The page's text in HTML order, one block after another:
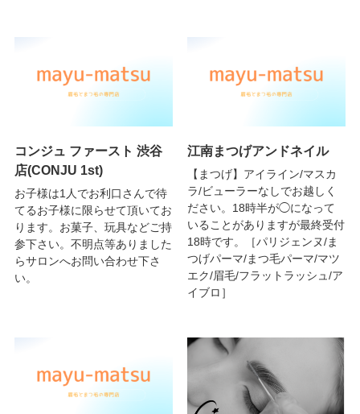
コンジュ ファースト 渋谷
店(CONJU 1st)
お子様は1人でお利口さんで待
てるお子様に限らせて頂いてお
ります。お菓子、玩具などご持
参下さい。不明点等ありました
らサロンへお問い合わせ下さ
い。
江南まつげアンドネイル
【まつげ】アイライン/マスカ
ラ/ビューラーなしでお越しく
ださい。18時半が◯になって
いることがありますが最終受付
18時です。［パリジェンヌ/ま
つげパーマ/まつ毛パーマ/マツ
エク/眉毛/フラットラッシュ/ア
イブロ］